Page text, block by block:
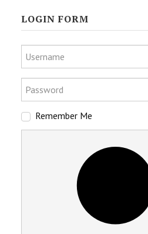
LOGIN FORM
Username
Password
Remember Me